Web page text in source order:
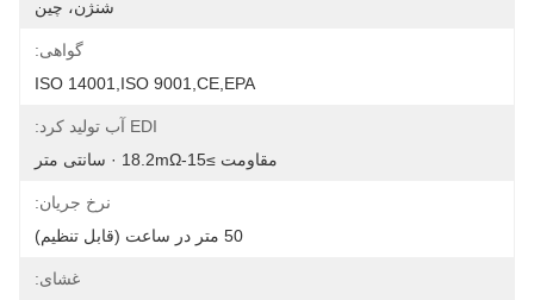
شنژن، چین
گواهی:
ISO 14001,ISO 9001,CE,EPA
EDI آب تولید کرد:
مقاومت ≥15-18.2mΩ · سانتی متر
نرخ جریان:
50 متر در ساعت (قابل تنظیم)
غشای: